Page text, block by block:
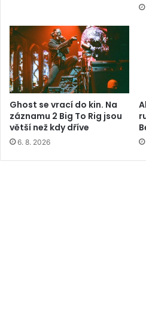
Ghost se vrací do kin. Na
záznamu 2 Big To Rig jsou
větší než kdy dříve
6. 8. 2026